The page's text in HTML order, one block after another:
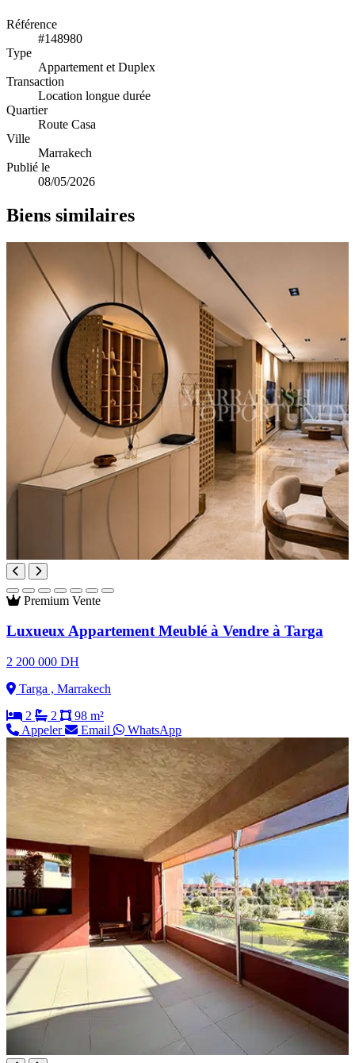
Référence
#148980
Type
Appartement et Duplex
Transaction
Location longue durée
Quartier
Route Casa
Ville
Marrakech
Publié le
08/05/2026
Biens similaires
Premium Vente
Luxueux Appartement Meublé à Vendre à Targa
2 200 000 DH
Targa , Marrakech
2
2
98 m²
Appeler
Email WhatsApp